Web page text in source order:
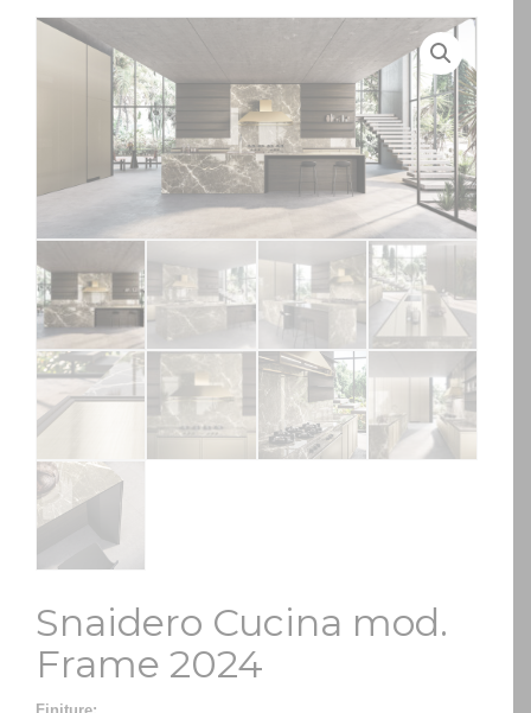
Snaidero Cucina mod.
Frame 2024